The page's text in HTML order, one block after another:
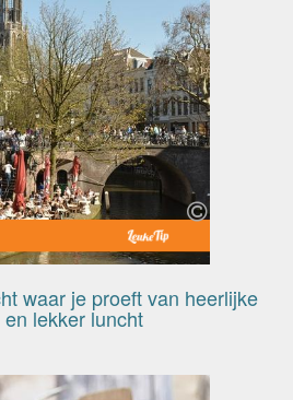
waar je proeft van heerlijke
en lekker luncht